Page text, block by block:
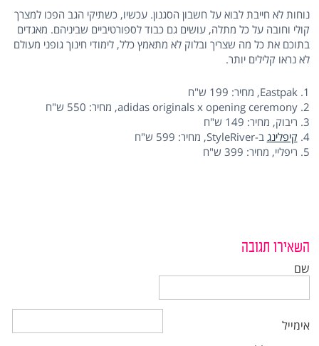
נוחות לא חייבת לבוא על חשבון הסגנון. עכשיו, כשתיקי הגב הפכו למצרך
קולי וחובה על כל מתלה, עושים גם כבוד לספורטיביים שביניהם. מאגדים
בתוכם את כל מה שצריך ובלוק לא מתאמץ כלל, לימודי חינוך גופני מעולם
לא נראו קלילים יותר.
1. Eastpak, מחיר: 199 ש"ח
2. adidas originals x opening ceremony, מחיר: 550 ש"ח
3. ריבוק, מחיר: 149 ש"ח
4. קיפלינגב-StyleRiver, מחיר: 599 ש"ח
5. ריפליי, מחיר: 399 ש"ח
השאירו תגובה
שם
אימייל